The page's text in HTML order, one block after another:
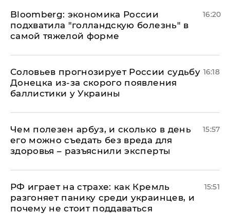
Bloomberg: экономика России
подхватила "голландскую болезнь" в
самой тяжелой форме
16:20
Соловьев прогнозирует России судьбу
Донецка из-за скорого появления
баллистики у Украины
16:18
Чем полезен арбуз, и сколько в день
его можно съедать без вреда для
здоровья – разъяснили эксперты
15:57
РФ играет на страхе: как Кремль
разгоняет панику среди украинцев, и
почему не стоит поддаваться
15:51